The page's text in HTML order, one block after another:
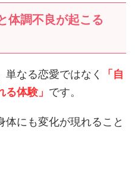
体調不良が起こる
なる恋愛ではなく
「自
体験」 です。
体にも変化が現れること